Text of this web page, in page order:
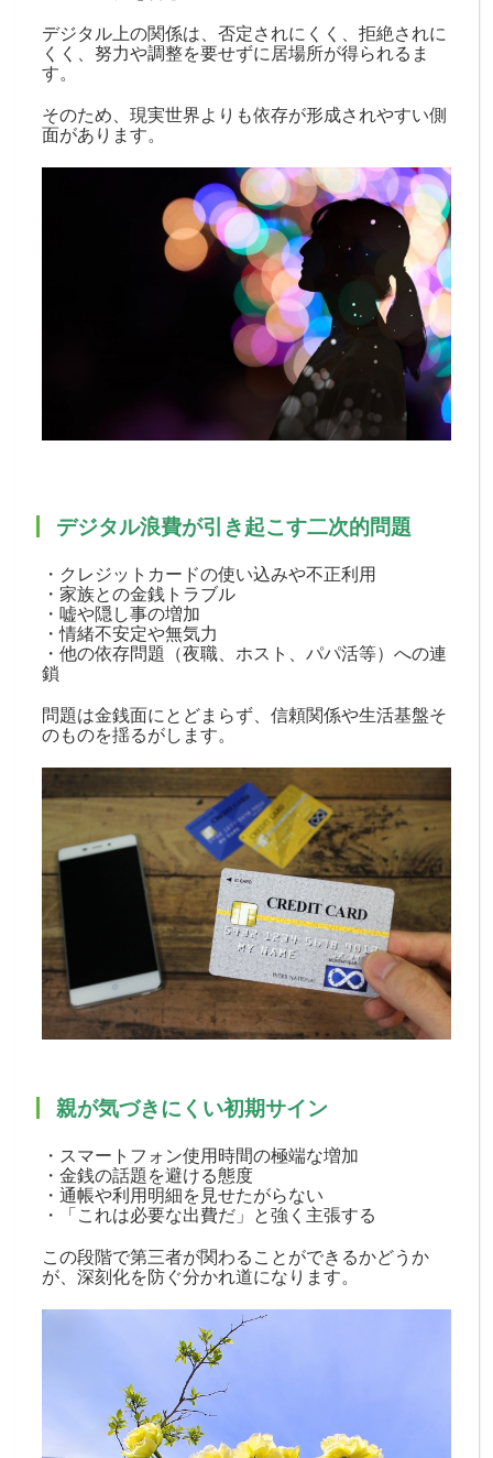
デジタル上の関係は、否定されにくく、拒絶されに
くく、努力や調整を要せずに居場所が得られるま
す。
そのため、現実世界よりも依存が形成されやすい側
面があります。
デジタル浪費が引き起こす二次的問題
・クレジットカードの使い込みや不正利用
・家族との金銭トラブル
・嘘や隠し事の増加
・情緒不安定や無気力
・他の依存問題（夜職、ホスト、パパ活等）への連
鎖
問題は金銭面にとどまらず、信頼関係や生活基盤そ
のものを揺るがします。
親が気づきにくい初期サイン
・スマートフォン使用時間の極端な増加
・金銭の話題を避ける態度
・通帳や利用明細を見せたがらない
・「これは必要な出費だ」と強く主張する
この段階で第三者が関わることができるかどうか
が、深刻化を防ぐ分かれ道になります。